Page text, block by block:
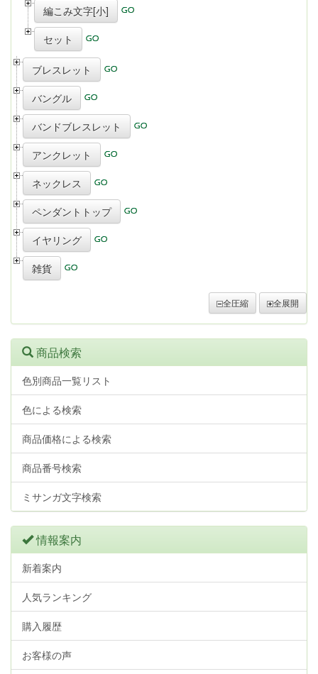
編こみ文字[小]
セット
ブレスレット
バングル
バンドブレスレット
アンクレット
ネックレス
ペンダントトップ
イヤリング
雑貨
全圧縮 全展開
商品検索
色別商品一覧リスト
色による検索
商品価格による検索
商品番号検索
ミサンガ文字検索
情報案内
新着案内
人気ランキング
購入履歴
お客様の声